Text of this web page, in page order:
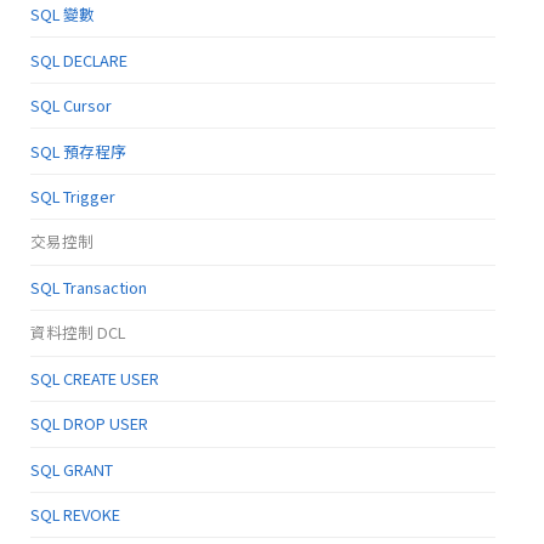
SQL 變數
SQL DECLARE
SQL Cursor
SQL 預存程序
SQL Trigger
交易控制
SQL Transaction
資料控制 DCL
SQL CREATE USER
SQL DROP USER
SQL GRANT
SQL REVOKE